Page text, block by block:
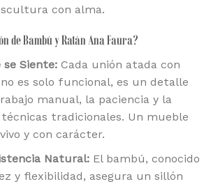
con alma.
de Bambú y Ratán Ana Faura?
Siente:Cada unión atada con
es solo funcional, es un detalle
manual, la paciencia y la
tradicionales. Un mueble
y con carácter.
Natural:El bambú, conocido
y flexibilidad, asegura un sillón